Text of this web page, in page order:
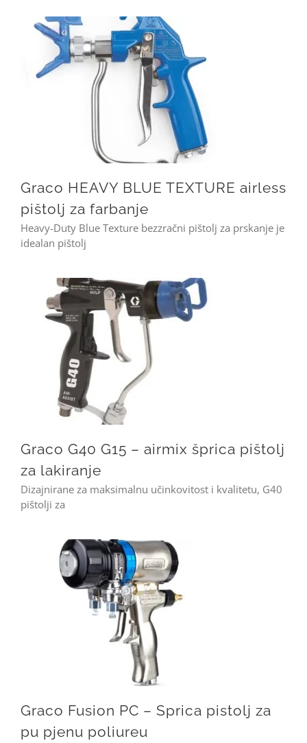
Graco HEAVY BLUE TEXTURE airless
pištolj za farbanje
Heavy-Duty Blue Texture bezzračni pištolj za prskanje je
idealan pištolj
Graco G40 G15 – airmix šprica pištolj
za lakiranje
Dizajnirane za maksimalnu učinkovitost i kvalitetu, G40
pištolji za
Graco Fusion PC – Sprica pistolj za
pu pjenu poliureu